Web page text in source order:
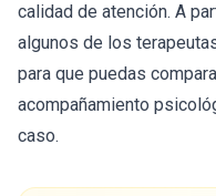
calidad de atención. A
algunos de los
para que puedas
acompañamiento
caso.